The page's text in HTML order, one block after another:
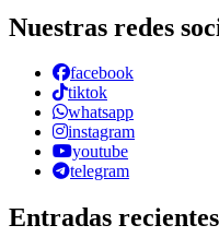
Nuestras redes
facebook
tiktok
whatsapp
instagram
youtube
telegram
Entradas recientes